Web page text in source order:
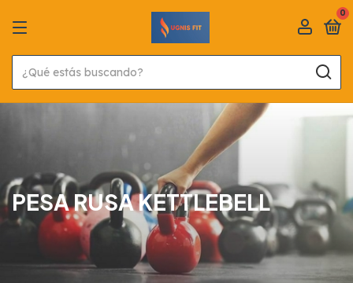
0
PESA RUSA KETTLEBELL